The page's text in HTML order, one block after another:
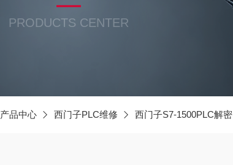
PRODUCTS CENTER
产品中心 西门子PLC维修 西门子S7-1500PLC解密